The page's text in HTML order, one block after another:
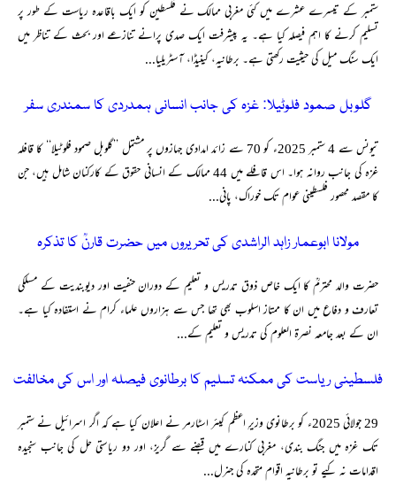
ستمبر کے تیسرے عشرے میں کئی مغربی ممالک نے فلسطین کو ایک باقاعدہ ریاست کے طور پر
تسلیم کرنے کا اہم فیصلہ کیا ہے۔ یہ پیشرفت ایک صدی پرانے تنازعے اور بحث کے تناظر میں
ایک سنگ میل کی حیثیت رکھتی ہے۔ برطانیہ، کینیڈا، آسٹریلیا...
گلوبل صمود فلوٹیلا: غزہ کی جانب انسانی ہمدردی کا سمندری سفر
تیونس سے 4 ستمبر 2025ء کو 70 سے زائد امدادی جہازوں پر مشتمل ’’گلوبل صمود فلوٹیلا‘‘ کا قافلہ
غزہ کی جانب روانہ ہوا۔ اس قافلے میں 44 ممالک کے انسانی حقوق کے کارکنان شامل ہیں، جن
کا مقصد محصور فلسطینی عوام تک خوراک، پانی...
مولانا ابوعمار زاہد الراشدی کی تحریروں میں حضرت قارنؒ کا تذکرہ
حضرت والد محترمؒ کا ایک خاص ذوق تدریس و تعلیم کے دوران حنفیت اور دیوبندیت کے مسلکی
تعارف و دفاع میں ان کا ممتاز اسلوب بھی تھا جس سے ہزاروں علماء کرام نے استفادہ کیا ہے۔
ان کے بعد جامعہ نصرۃ العلوم کی تدریس و تعلیم کے...
فلسطینی ریاست کی ممکنہ تسلیم کا برطانوی فیصلہ اور اس کی مخالفت
29 جولائی 2025ء کو برطانوی وزیرِ اعظم کیئر اسٹارمر نے اعلان کیا ہے کہ اگر اسرائیل نے ستمبر
تک غزہ میں جنگ بندی، مغربی کنارے میں قبضے سے گریز، اور دو ریاستی حل کی جانب سنجیدہ
اقدامات نہ کیے تو برطانیہ اقوام متحدہ کی جنرل...